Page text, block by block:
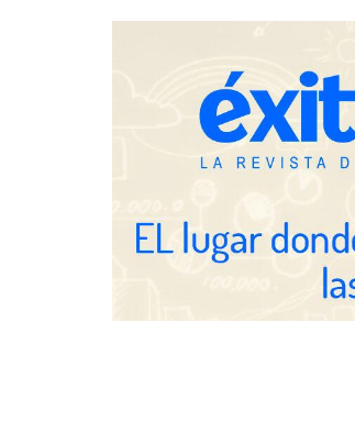
Schaeffler mejora su rentabilidad